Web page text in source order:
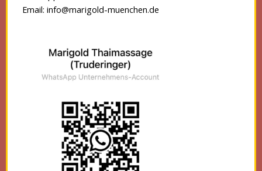
Email: info@marigold-muenchen.de